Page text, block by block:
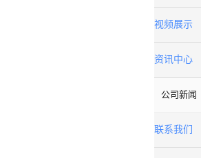
视频展示
资讯中心
公司新闻
联系我们